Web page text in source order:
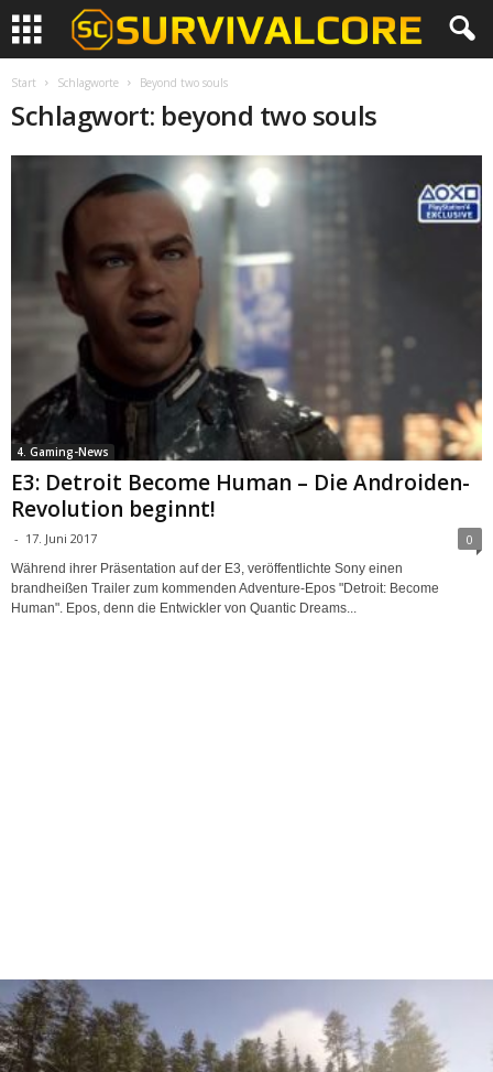
Start Schlagworte Beyond two souls
Schlagwort: beyond two souls
4. Gaming-News
E3: Detroit Become Human – Die Androiden-
Revolution beginnt!
- 17. Juni 2017 0
Während ihrer Präsentation auf der E3, veröffentlichte Sony einen
brandheißen Trailer zum kommenden Adventure-Epos "Detroit: Become
Human". Epos, denn die Entwickler von Quantic Dreams...